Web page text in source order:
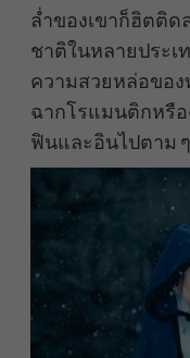
ล่ำของเขาก็ฮิตติ
ชาติในหลายประเ
ความสวยหล่อของ
ฉากโรแมนติกหรื
ฟินและอินไปตาม